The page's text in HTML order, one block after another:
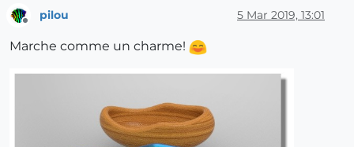
pilou 5 Mar 2019, 13:01
Marche comme un charme!